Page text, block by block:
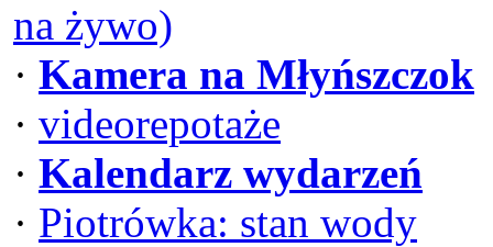
na żywo)
· Kamera na Młyńszczok
· videorepotaże
· Kalendarz wydarzeń
· Piotrówka: stan wody